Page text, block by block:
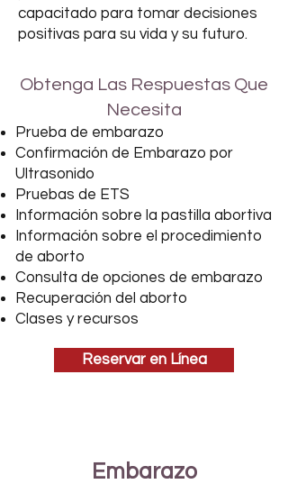
capacitado para tomar decisiones
positivas para su vida y su futuro.
Obtenga Las Respuestas Que
Necesita
Prueba de embarazo
Confirmación de Embarazo por
Ultrasonido
Pruebas de ETS
Información sobre la pastilla abortiva
Información sobre el procedimiento
de aborto
Consulta de opciones de embarazo
Recuperación del aborto
Clases y recursos
Reservar en Línea
Embarazo